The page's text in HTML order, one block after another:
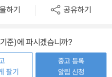
하기 공유하기
준)에 파시겠습니까?
팔기
중고 등록
알림 신청